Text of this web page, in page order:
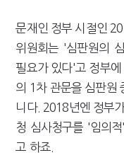
문재인 정부 시절인
위원회는 '심판원의
필요가 있다'고 정부에
의 1차 관문을 심판원
니다. 2018년엔 정부
청 심사청구를 '임의
고 하죠.